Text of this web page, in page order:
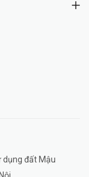
dụng đất Mậu